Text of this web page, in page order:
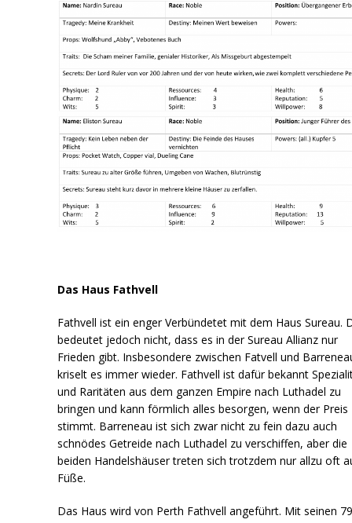
Das Haus Fathvell
Fathvell ist ein enger Verbündetet mit dem Haus Sureau.
bedeutet jedoch nicht, dass es in der Sureau Allianz nur
Frieden gibt. Insbesondere zwischen Fatvell und
kriselt es immer wieder. Fathvell ist dafür bekannt
und Raritäten aus dem ganzen Empire nach Luthadel zu
bringen und kann förmlich alles besorgen, wenn der Preis
stimmt. Barreneau ist sich zwar nicht zu fein dazu auch
schnödes Getreide nach Luthadel zu verschiffen, aber die
beiden Handelshäuser treten sich trotzdem nur allzu oft
Füße.
Das Haus wird von Perth Fathvell angeführt. Mit seinen